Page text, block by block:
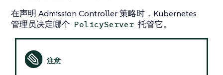
在声明 Admission Controller 策略时，Kubernetes
管理员决定哪个 PolicyServer 托管它。